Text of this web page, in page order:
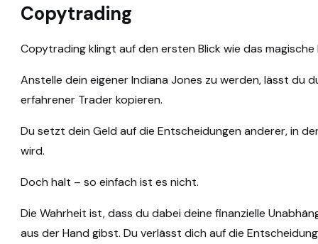
Copytrading
Copytrading klingt auf den ersten Blick wie das
Anstelle dein eigener Indiana Jones zu werden, lässt du
erfahrener Trader kopieren.
Du setzt dein Geld auf die Entscheidungen anderer, in
wird.
Doch halt – so einfach ist es nicht.
Die Wahrheit ist, dass du dabei deine finanzielle
aus der Hand gibst. Du verlässt dich auf die